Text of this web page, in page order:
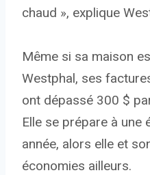
chaud », explique
Même si sa maison
Westphal, ses
ont dépassé 300 $
Elle se prépare à une
année, alors elle et
économies ailleurs.